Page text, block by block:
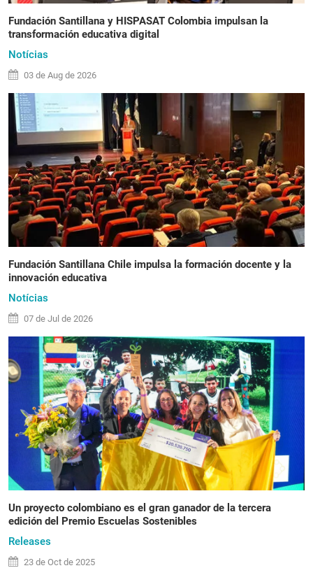
Fundación Santillana y HISPASAT Colombia impulsan la
transformación educativa digital
Notícias
03 de Aug de 2026
Fundación Santillana Chile impulsa la formación docente y la
innovación educativa
Notícias
07 de Jul de 2026
Un proyecto colombiano es el gran ganador de la tercera
edición del Premio Escuelas Sostenibles
Releases
23 de Oct de 2025